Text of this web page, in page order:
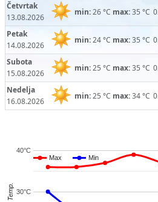
Četvrtak
13.08.2026
min:26 °C max:35 °C
Petak
14.08.2026
min:24 °C max:35 °C
Subota
15.08.2026
min:25 °C max:35 °C
Nedelja
16.08.2026
min:25 °C max:34 °C
30°C
40°C
Max
Max Min
Min
Temp.